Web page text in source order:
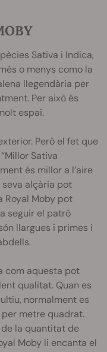
Sativa i Indica,
o menys como la
llegendària per
Per això és
espai.
Però el fet que
Sativa
és millor a l’aire
seva alçària pot
Royal Moby pot
seguir el patró
llargues i primes i
com aquesta pot
qualitat. Quan es
normalment es
metre quadrat.
de la quantitat de
Moby li encanta el